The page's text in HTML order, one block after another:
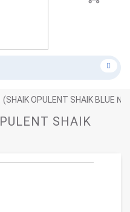
(SHAIK OPULENT SHAIK BLUE
SHAIK